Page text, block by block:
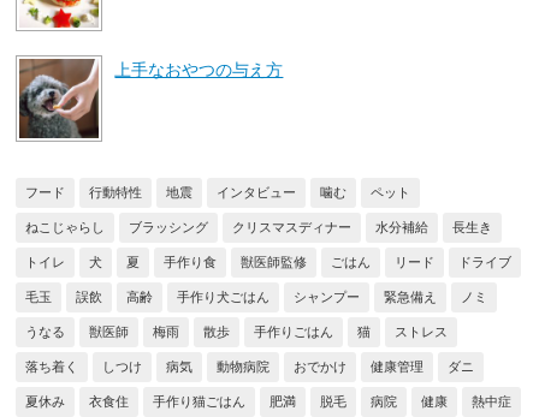
上手なおやつの与え方
フード 行動特性 地震 インタビュー 噛む ペット
ねこじゃらし ブラッシング クリスマスディナー 水分補給 長生き
トイレ 犬 夏 手作り食 獣医師監修 ごはん リード ドライブ
毛玉 誤飲 高齢 手作り犬ごはん シャンプー 緊急備え ノミ
うなる 獣医師 梅雨 散歩 手作りごはん 猫 ストレス
落ち着く しつけ 病気 動物病院 おでかけ 健康管理 ダニ
夏休み 衣食住 手作り猫ごはん 肥満 脱毛 病院 健康 熱中症